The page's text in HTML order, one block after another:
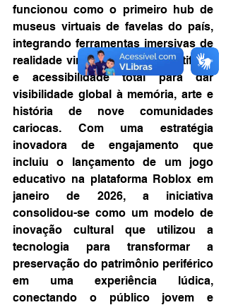
funcionou como o primeiro hub de
museus virtuais de favelas do país,
integrando ferramentas imersivas de
realidade virtual, inteligência artificial
e acessibilidade total para dar
visibilidade global à memória, arte e
história de nove comunidades
cariocas. Com uma estratégia
inovadora de engajamento que
incluiu o lançamento de um jogo
educativo na plataforma Roblox em
janeiro de 2026, a iniciativa
consolidou-se como um modelo de
inovação cultural que utilizou a
tecnologia para transformar a
preservação do patrimônio periférico
em uma experiência lúdica,
conectando o público jovem e